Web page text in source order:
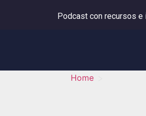
Podcast con recursos
Home